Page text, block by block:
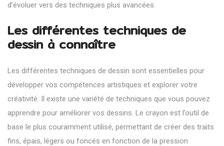
d’évoluer vers des techniques plus avancées.
Les différentes techniques de
dessin à connaître
Les différentes techniques de dessin sont essentielles pour
développer vos compétences artistiques et explorer votre
créativité. Il existe une variété de techniques que vous pouvez
apprendre pour améliorer vos dessins. Le crayon est l’outil de
base le plus couramment utilisé, permettant de créer des traits
fins, épais, légers ou foncés en fonction de la pression